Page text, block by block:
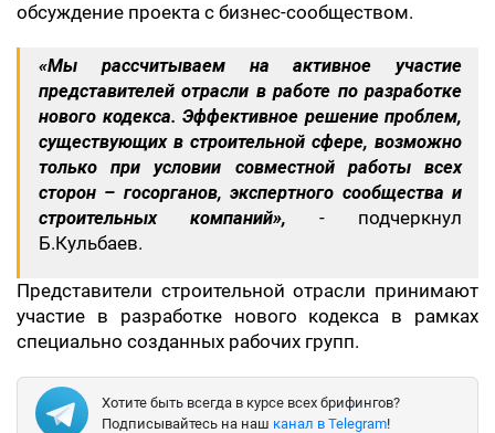
обсуждение проекта с бизнес-сообществом.
«Мы рассчитываем на активное участие
представителей отрасли в работе по разработке
нового кодекса. Эффективное решение проблем,
существующих в строительной сфере, возможно
только при условии совместной работы всех
сторон – госорганов, экспертного сообщества и
строительных компаний», - подчеркнул
Б.Кульбаев.
Представители строительной отрасли принимают
участие в разработке нового кодекса в рамках
специально созданных рабочих групп.
Хотите быть всегда в курсе всех брифингов?
Подписывайтесь на наш канал в Telegram!